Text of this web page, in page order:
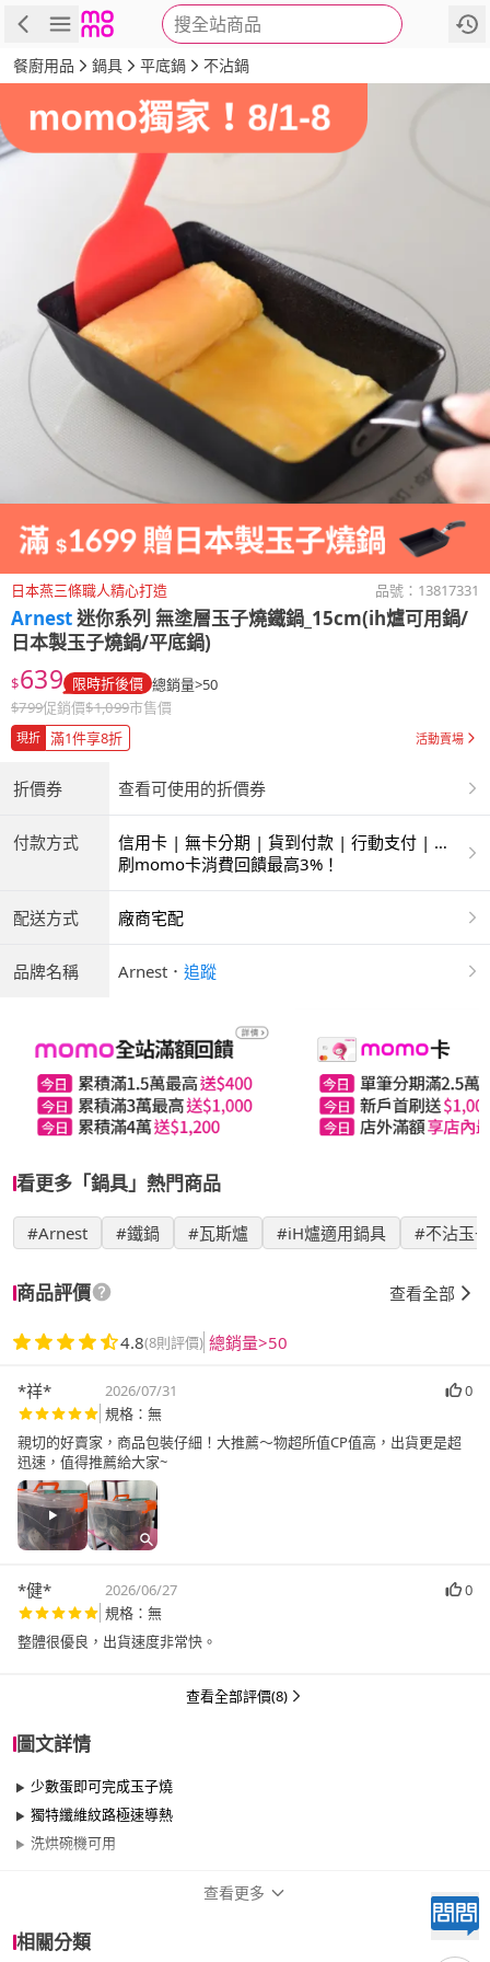
搜全站商品
商品 評價 詳情
餐廚用品 鍋具 平底鍋 不沾鍋
日本燕三條職人精心打造 品號： 13817331
Arnest迷你系列 無塗層玉子燒鐵鍋_15cm(ih爐可用鍋/
日本製玉子燒鍋/平底鍋)
$639 限時折後價 總銷量>50
$799促銷價$1,099市售價
現折 滿1件享8折 活動賣場
折價券 查看可使用的折價券
付款方式
信用卡 | 無卡分期 | 貨到付款 | 行動支付 | 超
商付款 | ATM | 銀聯卡
刷momo卡消費回饋最高3%！
配送方式 廠商宅配
品牌名稱 Arnest ． 追蹤
看更多「鍋具」熱門商品
#Arnest #鐵鍋 #瓦斯爐 #iH爐適用鍋具 #不沾玉
商品評價 查看全部
4.8(8則評價) 總銷量>50
*祥* 2026/07/31
0
規格：無
親切的好賣家，商品包裝仔細！大推薦～物超所值CP值高，出貨更是超
迅速，值得推薦給大家~
*健* 2026/06/27
0
規格：無
整體很優良，出貨速度非常快。
查看全部評價(8)
圖文詳情
少數蛋即可完成玉子燒
獨特纖維紋路極速導熱
洗烘碗機可用
查看更多
相關分類